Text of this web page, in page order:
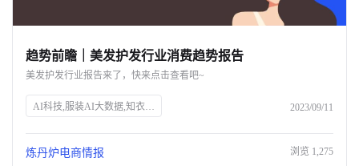
关于我们
公司介绍
商机推荐
趋势前瞻｜美发护发行业消费趋势报告
美发护发行业报告来了，快来点击查看吧~
AI科技,服装AI大数据,知衣科技,头皮护理,防脱生发,美发护发行业,消费趋势,高端头皮精油,洗发水功效,消费者安全,中草药防脱,丰盈蓬松,免洗喷雾,Spes诗裴丝 2023/09/11
炼丹炉电商情报 浏览 1,275